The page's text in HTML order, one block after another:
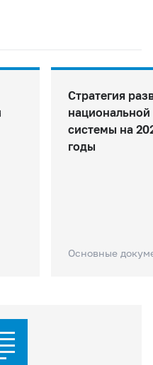
Стратегия
системы на
годы
Основные